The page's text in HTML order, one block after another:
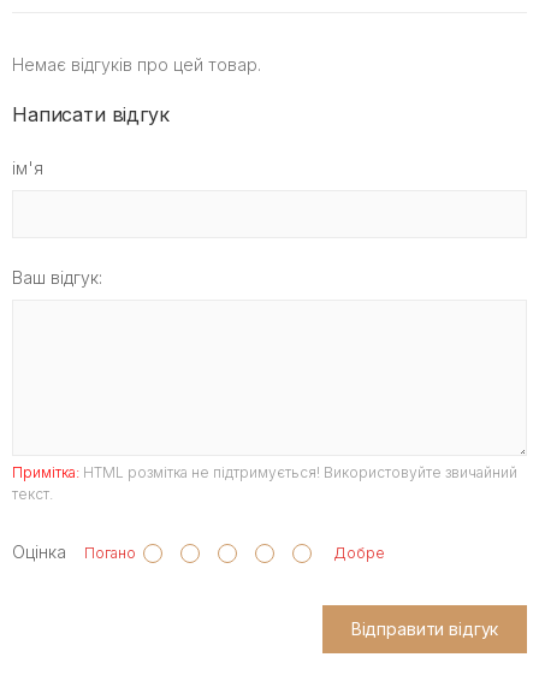
Немає відгуків про цей товар.
Написати відгук
ім'я
Ваш відгук:
Примітка: HTML розмітка не підтримується! Використовуйте звичайний
текст.
Оцінка Погано Добре
Відправити відгук